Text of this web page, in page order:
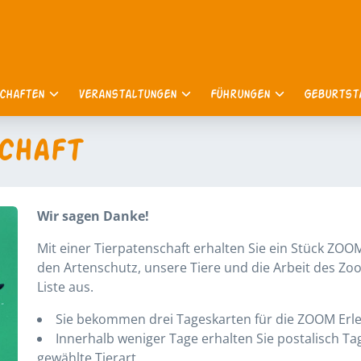
Veranstaltungen Führungen
Wir sagen Danke!
Mit einer Tierpatenschaft erhalten Sie ein Stück
den Artenschutz, unsere Tiere und die Arbeit des
Liste aus.
Sie bekommen drei Tageskarten für die ZOOM
Innerhalb weniger Tage erhalten Sie postalisch